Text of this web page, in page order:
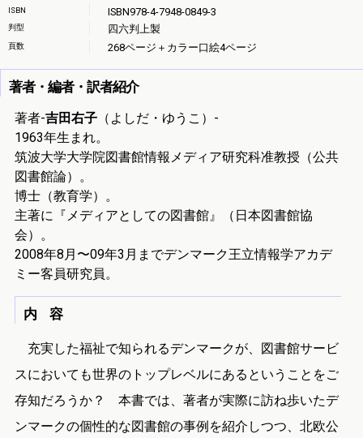
ISBN ISBN978-4-7948-0849-3
判型 四六判上製
頁数 268ページ＋カラー口絵4ページ
著者・編者・訳者紹介
著者-吉田右子（よしだ・ゆうこ）-
1963年生まれ。
筑波大学大学院図書館情報メディア研究科准教授（公共
図書館論）。
博士（教育学）。
主著に『メディアとしての図書館』（日本図書館協
会）。
2008年8月〜09年3月までデンマーク王立情報学アカデ
ミー客員研究員。
内 容
充実した福祉で知られるデンマークが、図書館サービ
スにおいても世界のトップレベルにあるということをご
存知だろうか？ 本書では、著者が実際に訪ね歩いたデ
ンマークの個性的な図書館の事例を紹介しつつ、北欧公